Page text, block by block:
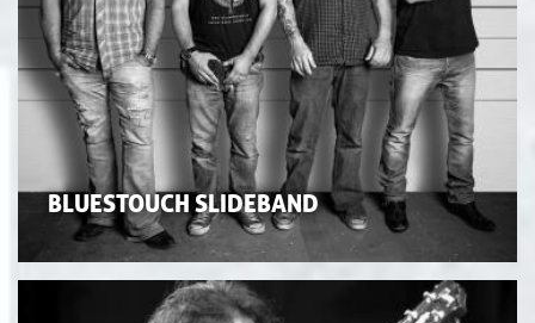
BLUESTOUCH SLIDEBAND